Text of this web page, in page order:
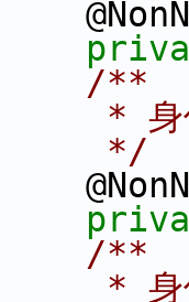
    /**
* 身
     */
    /**
* 身